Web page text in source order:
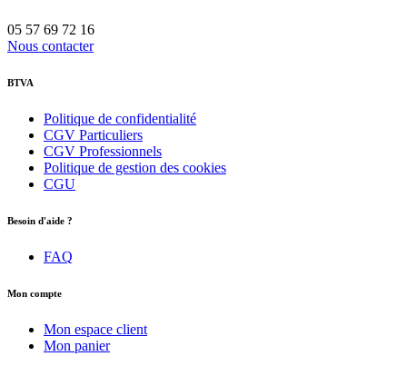
05 57 69 72 16
Nous contacter
BTVA
Politique de confidentialité
CGV Particuliers
CGV Professionnels
Politique de gestion des cookies
CGU
Besoin d'aide ?
FAQ
Mon compte
Mon espace client
Mon panier